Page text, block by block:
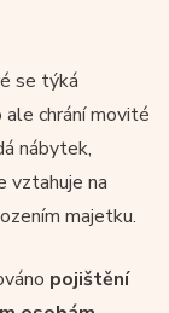
se týká
ale chrání movité
nábytek,
vztahuje na
majetku.
pojištění